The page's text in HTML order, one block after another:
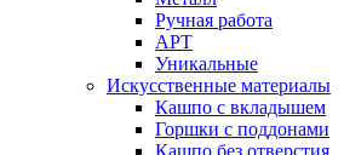
Ручная работа
АРТ
Уникальные
Искусственные материалы
Кашпо с вкладышем
Горшки с поддонами
Кашпо без отверстия